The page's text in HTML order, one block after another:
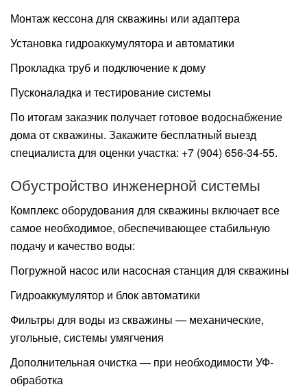
Монтаж кессона для скважины или адаптера
Установка гидроаккумулятора и автоматики
Прокладка труб и подключение к дому
Пусконаладка и тестирование системы
По итогам заказчик получает готовое водоснабжение
дома от скважины. Закажите бесплатный выезд
специалиста для оценки участка: +7 (904) 656-34-55.
Обустройство инженерной системы
Комплекс оборудования для скважины включает все
самое необходимое, обеспечивающее стабильную
подачу и качество воды:
Погружной насос или насосная станция для скважины
Гидроаккумулятор и блок автоматики
Фильтры для воды из скважины — механические,
угольные, системы умягчения
Дополнительная очистка — при необходимости УФ-
обработка